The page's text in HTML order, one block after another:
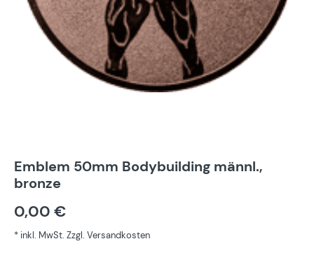
Emblem 50mm Bodybuilding männl.,
bronze
0,00 €
* inkl. MwSt. Zzgl. Versandkosten